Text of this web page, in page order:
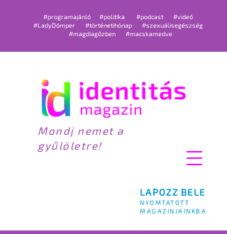
LAPOZZ BELE
NYOMTATOTT
MAGAZINJAINKBA
#programajánló #politika #podcast
#videó
#LadyDömper
#történetihónap
#szexuálisegészség
#magdiagőzben
#macskamedve
Mondj nemet a
gyűlöletre!